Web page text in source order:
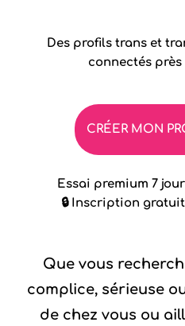
Des profils trans et
connectés près
CRÉER MON
Essai premium 7
🔒 Inscription
Que vous
complice, sérieuse
de chez vous ou